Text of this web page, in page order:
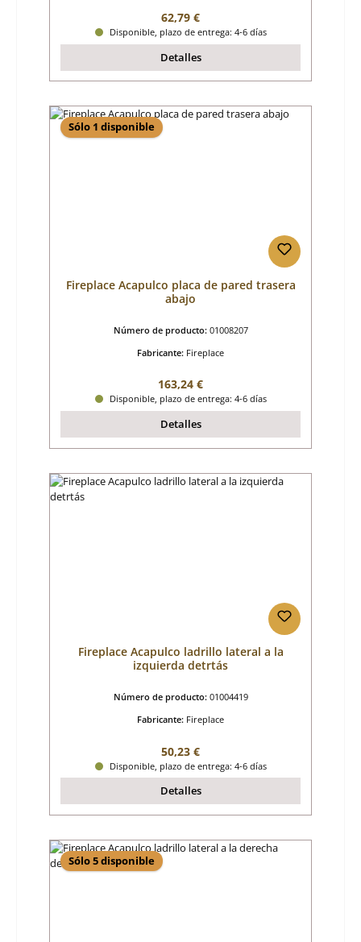
Precio normal:
62,79 €
Disponible, plazo de entrega: 4-6 días
Detalles
Sólo 1 disponible
Fireplace Acapulco placa de pared trasera
abajo
Número de producto: 01008207
Fabricante: Fireplace
Precio normal:
163,24 €
Disponible, plazo de entrega: 4-6 días
Detalles
Fireplace Acapulco ladrillo lateral a la
izquierda detrtás
Número de producto: 01004419
Fabricante: Fireplace
Precio normal:
50,23 €
Disponible, plazo de entrega: 4-6 días
Detalles
Sólo 5 disponible